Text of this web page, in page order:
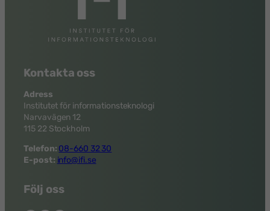
Kontakta oss
Adress
Institutet för informationsteknologi
Narvavägen 12
115 22 Stockholm
Telefon: 08-660 32 30
E-post: info@ifi.se
Följ oss